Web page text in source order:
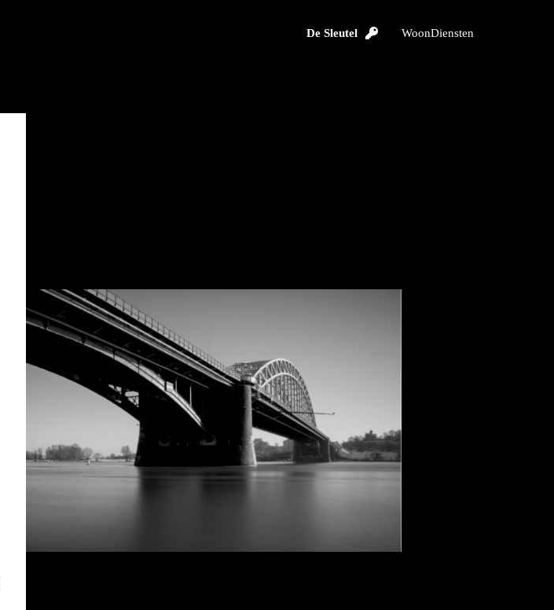
De Sleutel WoonDiensten